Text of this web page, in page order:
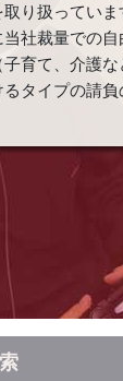
り扱っていま
社裁量での自
育て、介護
タイプの請